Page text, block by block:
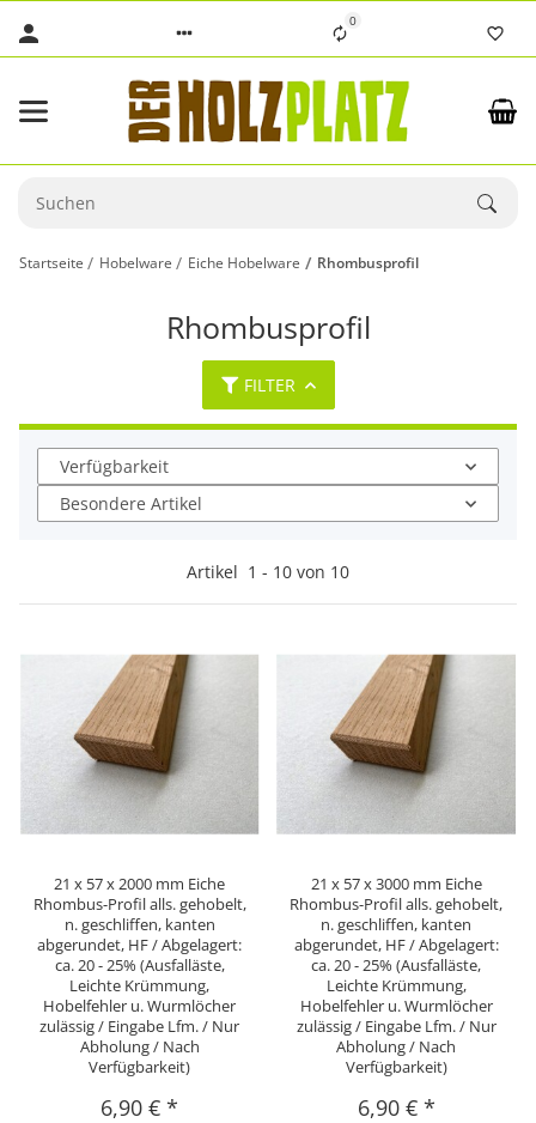
0
Startseite Hobelware Eiche Hobelware Rhombusprofil
Rhombusprofil
FILTER
Verfügbarkeit
Besondere Artikel
Artikel 1 - 10 von 10
21 x 57 x 2000 mm Eiche
Rhombus-Profil alls. gehobelt,
n. geschliffen, kanten
abgerundet, HF / Abgelagert:
ca. 20 - 25% (Ausfalläste,
Leichte Krümmung,
Hobelfehler u. Wurmlöcher
zulässig / Eingabe Lfm. / Nur
Abholung / Nach
Verfügbarkeit)
6,90 €*
21 x 57 x 3000 mm Eiche
Rhombus-Profil alls. gehobelt,
n. geschliffen, kanten
abgerundet, HF / Abgelagert:
ca. 20 - 25% (Ausfalläste,
Leichte Krümmung,
Hobelfehler u. Wurmlöcher
zulässig / Eingabe Lfm. / Nur
Abholung / Nach
Verfügbarkeit)
6,90 € *